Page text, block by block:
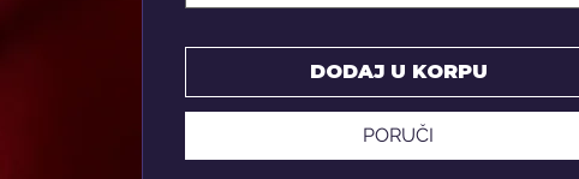
DODAJ U KORPU
PORUČI